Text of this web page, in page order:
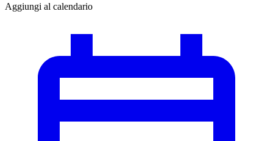
Aggiungi al calendario